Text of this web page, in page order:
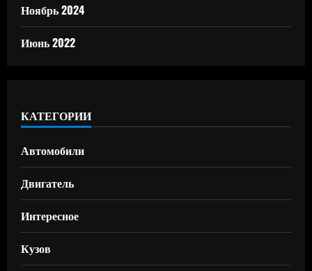
Ноябрь 2024
Июнь 2022
КАТЕГОРИИ
Автомобили
Двигатель
Интересное
Кузов